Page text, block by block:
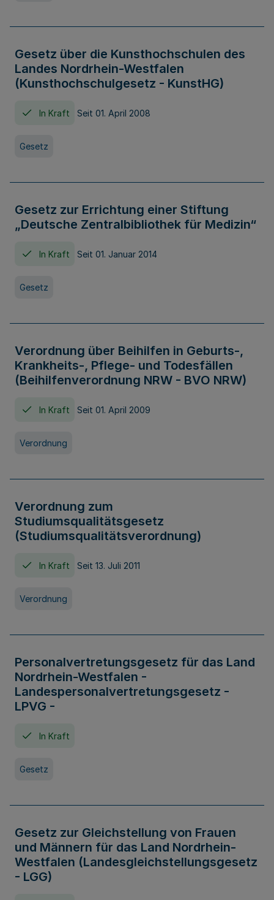
Gesetz über die Kunsthochschulen des
Landes Nordrhein-Westfalen
(Kunsthochschulgesetz - KunstHG)
In Kraft Seit 01. April 2008
Gesetz
Gesetz zur Errichtung einer Stiftung
„Deutsche Zentralbibliothek für Medizin“
In Kraft Seit 01. Januar 2014
Gesetz
Verordnung über Beihilfen in Geburts-,
Krankheits-, Pflege- und Todesfällen
(Beihilfenverordnung NRW - BVO NRW)
In Kraft Seit 01. April 2009
Verordnung
Verordnung zum
Studiumsqualitätsgesetz
(Studiumsqualitätsverordnung)
In Kraft Seit 13. Juli 2011
Verordnung
Personalvertretungsgesetz für das Land
Nordrhein-Westfalen -
Landespersonalvertretungsgesetz -
LPVG -
In Kraft
Gesetz
Gesetz zur Gleichstellung von Frauen
und Männern für das Land Nordrhein-
Westfalen (Landesgleichstellungsgesetz
- LGG)